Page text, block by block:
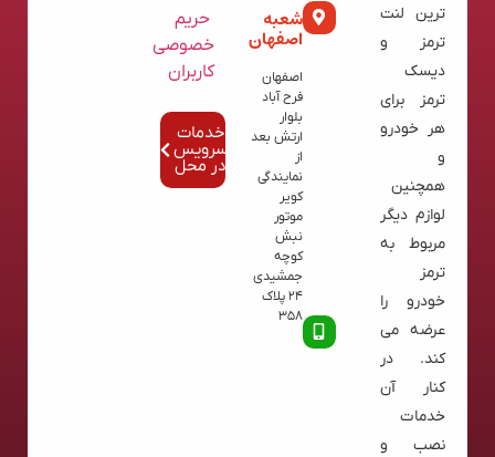
ترین لنت
ترمز و
دیسک
ترمز برای
هر خودرو
و
همچنین
لوازم دیگر
مربوط به
ترمز
خودرو را
عرضه می
کند. در
کنار آن
خدمات
نصب و
شعبه
اصفهان
اصفهان
فرح آباد
بلوار
ارتش بعد
از
نمایندگی
کویر
موتور
نبش
کوچه
جمشیدی
24 پلاک
358
حریم
خصوصی
کاربران
خدمات
سرویس
در محل